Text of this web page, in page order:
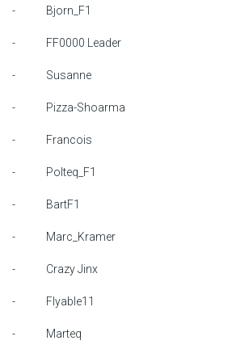
- Bjorn_F1
- FF0000 Leader
- Susanne
- Pizza-Shoarma
- Francois
- Polteq_F1
- BartF1
- Marc_Kramer
- Crazy Jinx
- Flyable11
- Marteq